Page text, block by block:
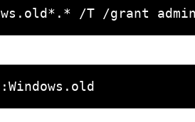
/T /grant